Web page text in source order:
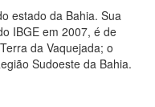
estado da Bahia. Sua
IBGE em 2007, é de
da Vaquejada; o
Sudoeste da Bahia.